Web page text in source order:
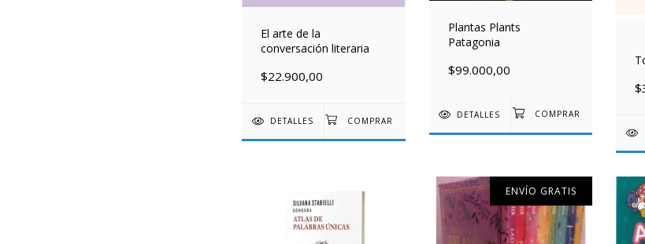
El arte de la
conversación literaria
$22.900,00
DETALLES
Plantas Plants
Patagonia
$99.000,00
DETALLES
ENVÍO GRATIS